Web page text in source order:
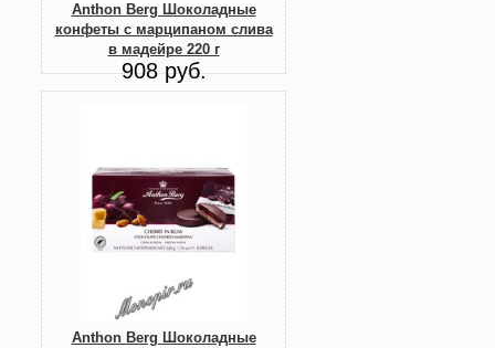
Anthon Berg Шоколадные
конфеты с марципаном слива
в мадейре 220 г
908 руб.
Anthon Berg Шоколадные